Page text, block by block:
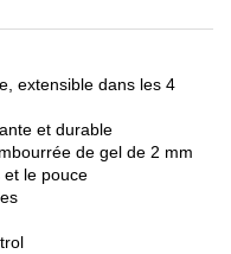
extensible dans les 4
et durable
de gel de 2 mm
et le pouce